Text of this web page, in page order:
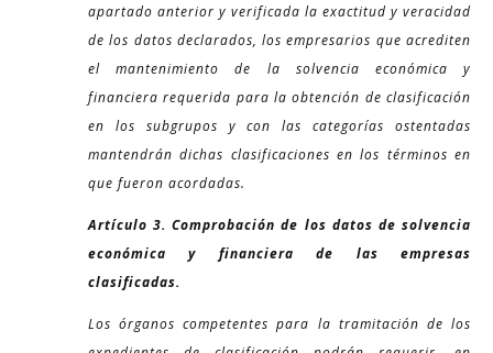
apartado anterior y verificada la exactitud y veracidad
de los datos declarados, los empresarios que acrediten
el mantenimiento de la solvencia económica y
financiera requerida para la obtención de clasificación
en los subgrupos y con las categorías ostentadas
mantendrán dichas clasificaciones en los términos en
que fueron acordadas.
Artículo 3. Comprobación de los datos de solvencia
económica y financiera de las empresas
clasificadas.
Los órganos competentes para la tramitación de los